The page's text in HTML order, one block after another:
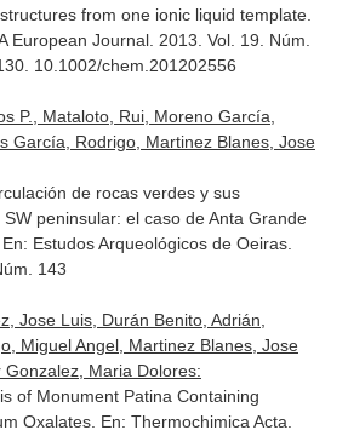
from one ionic liquid template.
European Journal. 2013. Vol. 19. Núm.
10.1002/chem.201202556
P., Mataloto, Rui, Moreno García,
García, Rodrigo, Martinez Blanes, Jose
de rocas verdes y sus
peninsular: el caso de Anta Grande
En: Estudos Arqueológicos de Oeiras.
143
Jose Luis, Durán Benito, Adrián,
Miguel Angel, Martinez Blanes, Jose
Gonzalez, Maria Dolores:
of Monument Patina Containing
Oxalates. En: Thermochimica Acta